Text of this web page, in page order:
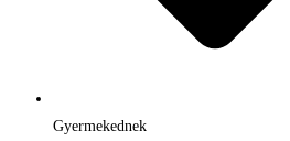
Gyermekednek